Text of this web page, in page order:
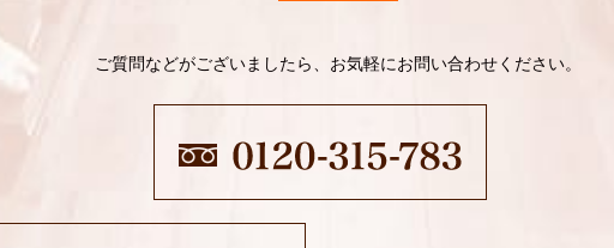
ご質問などがございましたら、お気軽にお問い合わせください。